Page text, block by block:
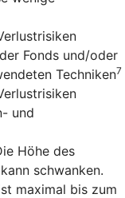
Fonds und/oder
Techniken7
und
Höhe des
schwanken.
maximal bis zum